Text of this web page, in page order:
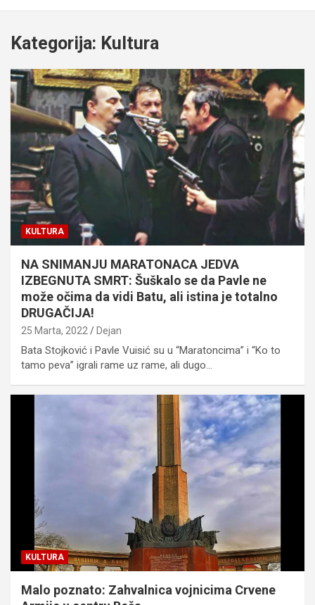
Kategorija: Kultura
KULTURA
NA SNIMANJU MARATONACA JEDVA
IZBEGNUTA SMRT: Šuškalo se da Pavle ne
može očima da vidi Batu, ali istina je totalno
DRUGAČIJA!
25 Marta, 2022 Dejan
Bata Stojković i Pavle Vuisić su u “Maratoncima” i “Ko to
tamo peva” igrali rame uz rame, ali dugo…
KULTURA
Malo poznato: Zahvalnica vojnicima Crvene